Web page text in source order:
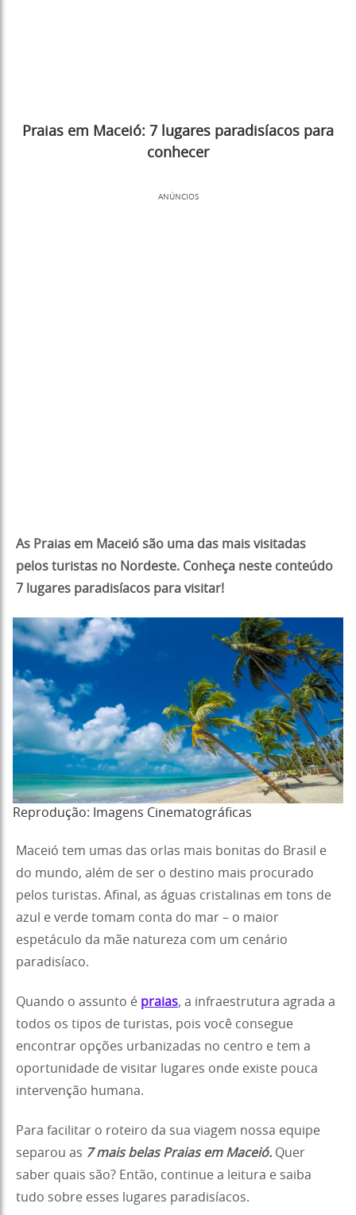
Praias em Maceió: 7 lugares paradisíacos para
conhecer
ANÚNCIOS
As Praias em Maceió são uma das mais visitadas
pelos turistas no Nordeste. Conheça neste conteúdo
7 lugares paradisíacos para visitar!
Reprodução: Imagens Cinematográficas
Maceió tem umas das orlas mais bonitas do Brasil e
do mundo, além de ser o destino mais procurado
pelos turistas. Afinal, as águas cristalinas em tons de
azul e verde tomam conta do mar – o maior
espetáculo da mãe natureza com um cenário
paradisíaco.
Quando o assunto é praias, a infraestrutura agrada a
todos os tipos de turistas, pois você consegue
encontrar opções urbanizadas no centro e tem a
oportunidade de visitar lugares onde existe pouca
intervenção humana.
Para facilitar o roteiro da sua viagem nossa equipe
separou as 7 mais belas Praias em Maceió. Quer
saber quais são? Então, continue a leitura e saiba
tudo sobre esses lugares paradisíacos.